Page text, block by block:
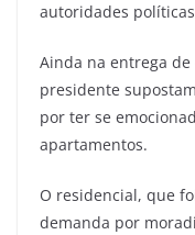
autoridades
Ainda na entrega
presidente
por ter se
apartamentos.
O residencial, que
demanda por